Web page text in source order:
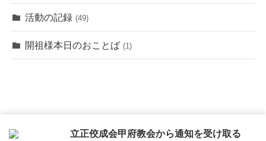
活動の記録 (49)
開祖様本日のおことば (1)
トップページ このサイトについて ご利用にあたって
立正佼成会甲府教会から通知を受け取る